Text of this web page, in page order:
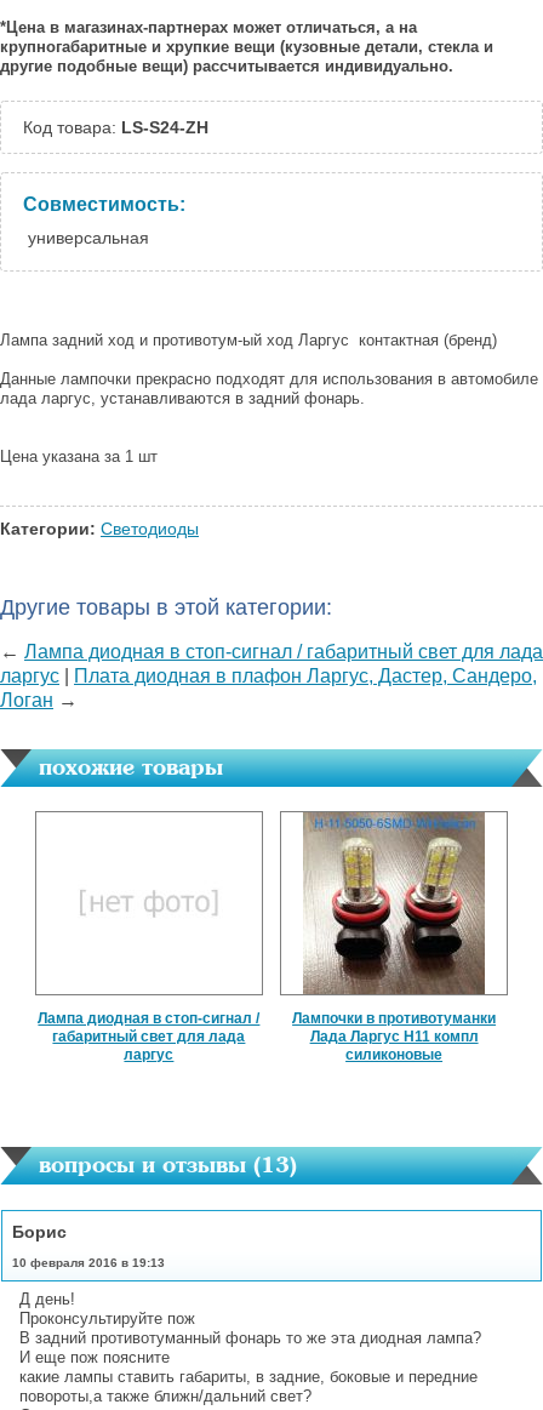
*Цена в магазинах-партнерах может отличаться, а на
крупногабаритные и хрупкие вещи (кузовные детали, стекла и
другие подобные вещи) рассчитывается индивидуально.
Код товара: LS-S24-ZH
Совместимость:
универсальная
Лампа задний ход и противотум-ый ход Ларгус контактная (бренд)
Данные лампочки прекрасно подходят для использования в автомобиле
лада ларгус, устанавливаются в задний фонарь.
Цена указана за 1 шт
Категории: Светодиоды
Другие товары в этой категории:
← Лампа диодная в стоп-сигнал / габаритный свет для лада
ларгус
Плата диодная в плафон Ларгус, Дастер, Сандеро,
Логан →
похожие товары
Лампа диодная в стоп-сигнал /
габаритный свет для лада
ларгус
Лампочки в противотуманки
Лада Ларгус H11 компл
силиконовые
вопросы и отзывы (13)
Борис
10 февраля 2016 в 19:13
Д день!
Проконсультируйте пож
В задний противотуманный фонарь то же эта диодная лампа?
И еще пож поясните
какие лампы ставить габариты, в задние, боковые и передние
повороты,а также ближн/дальний свет?